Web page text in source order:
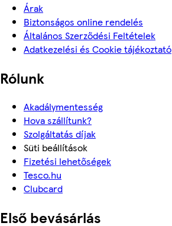
Árak
Biztonságos online rendelés
Általános Szerződési Feltételek
Adatkezelési és Cookie tájékoztató
Rólunk
Akadálymentesség
Hova szállítunk?
Szolgáltatás díjak
Süti beállítások
Fizetési lehetőségek
Tesco.hu
Clubcard
Első bevásárlás